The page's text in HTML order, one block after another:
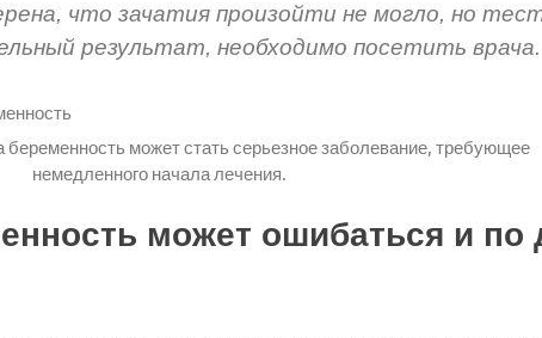
что зачатия произойти не могло, но
результат, необходимо посетить врача.
беременность может стать серьезное заболевание, требующее
немедленного начала лечения.
может ошибаться и по